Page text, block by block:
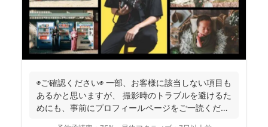
◉ご確認ください◉ 一部、お客様に該当しない項目も
あるかと思いますが、 撮影時のトラブルを避けるた
めにも、事前にプロフィールページをご一読くださ